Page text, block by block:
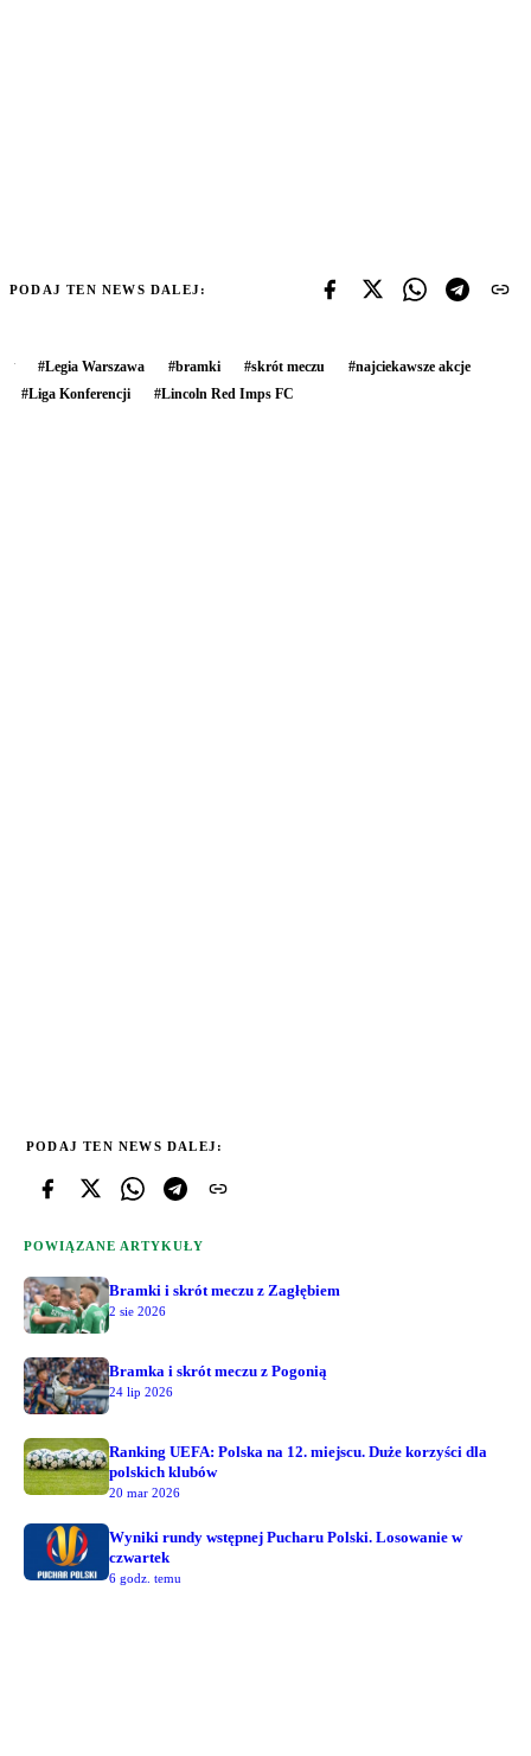
PODAJ TEN NEWS DALEJ:
#Legia Warszawa #bramki #skrót meczu #najciekawsze akcje
#Liga Konferencji #Lincoln Red Imps FC
PODAJ TEN NEWS DALEJ:
POWIĄZANE ARTYKUŁY
Bramki i skrót meczu z Zagłębiem
2 sie 2026
Bramka i skrót meczu z Pogonią
24 lip 2026
Ranking UEFA: Polska na 12. miejscu. Duże korzyści dla
polskich klubów
20 mar 2026
Wyniki rundy wstępnej Pucharu Polski. Losowanie w
czwartek
6 godz. temu